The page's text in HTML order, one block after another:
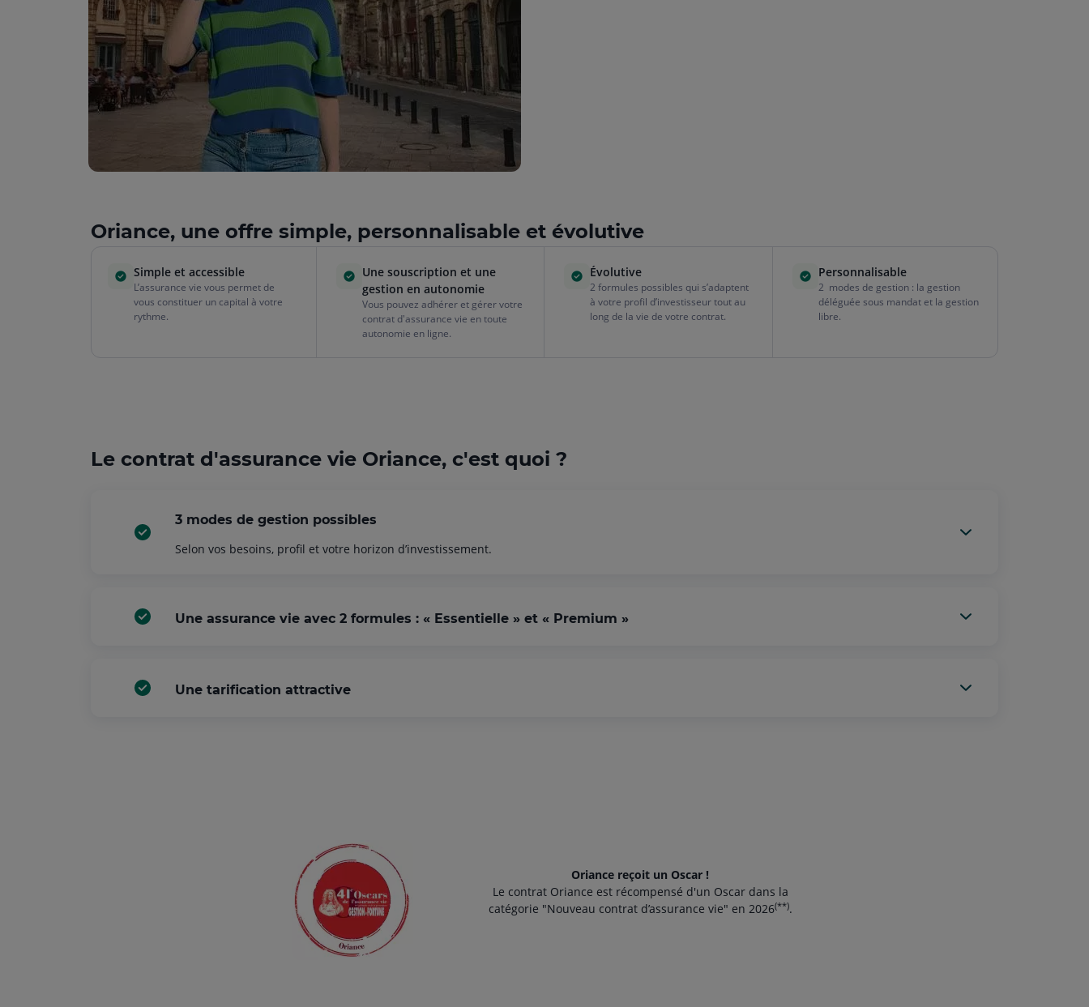
Oriance, une offre simple, personnalisable et évolutive
Simple et accessible
L’assurance vie vous permet de
vous constituer un capital à votre
rythme.
Une souscription et une
gestion en autonomie
Vous pouvez adhérer et gérer votre
contrat d'assurance vie en toute
autonomie en ligne.
Évolutive
2 formules possibles qui s’adaptent
à votre profil d’investisseur tout au
long de la vie de votre contrat.
Personnalisable
2 modes de gestion : la gestion
déléguée sous mandat et la gestion
libre.
Le contrat d'assurance vie Oriance, c'est quoi ?
3 modes de gestion possibles
Selon vos besoins, profil et votre horizon d’investissement.
Une assurance vie avec 2 formules : « Essentielle » et « Premium »
Une tarification attractive
Oriance reçoit un Oscar !
Le contrat Oriance est récompensé d'un Oscar dans la
catégorie "Nouveau contrat d’assurance vie" en 2026(**).